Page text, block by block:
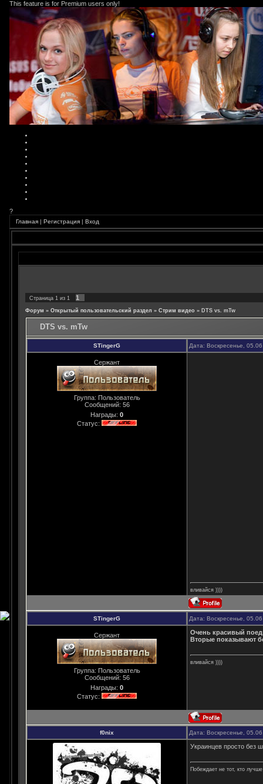
This feature is for Premium users only!
?
Главная | Регистрация | Вход
Страница 1 из 1 1
Форум » Открытый пользовательский раздел » Стрим видео » DTS vs. mTw
DTS vs. mTw
STingerG Дата: Воскресенье,
Сержант
Группа: Пользователь
Сообщений: 56
Награды: 0
Статус:
вливайся ))))
STingerG Дата: Воскресенье,
Сержант
Группа: Пользователь
Сообщений: 56
Награды: 0
Статус:
Очень красивый
Вторые показывают
вливайся ))))
f0nix Дата: Воскресенье,
Украинцев просто без
Побеждает не тот, кто